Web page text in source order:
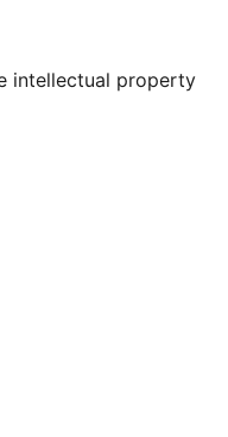
intellectual property